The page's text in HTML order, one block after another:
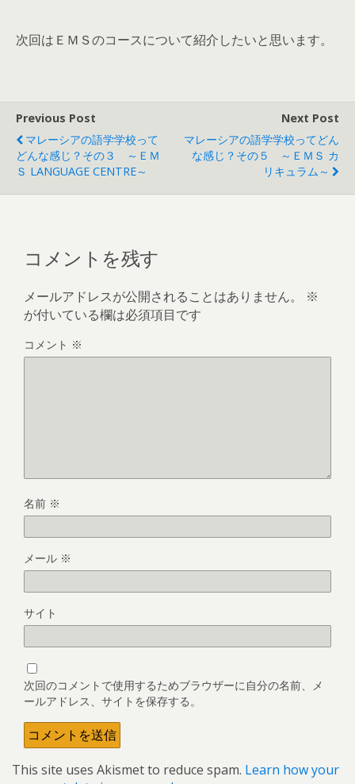
次回はＥＭＳのコースについて紹介したいと思います。
Previous Post
マレーシアの語学学校って
どんな感じ？その３ ～ＥＭ
Ｓ LANGUAGE CENTRE～
Next Post
マレーシアの語学学校ってどん
な感じ？その５ ～ＥＭＳ カ
リキュラム～
コメントを残す
メールアドレスが公開されることはありません。
※
が付いている欄は必須項目です
コメント ※
名前 ※
メール ※
サイト
次回のコメントで使用するためブラウザーに自分の名前、メ
ールアドレス、サイトを保存する。
This site uses Akismet to reduce spam. Learn how your